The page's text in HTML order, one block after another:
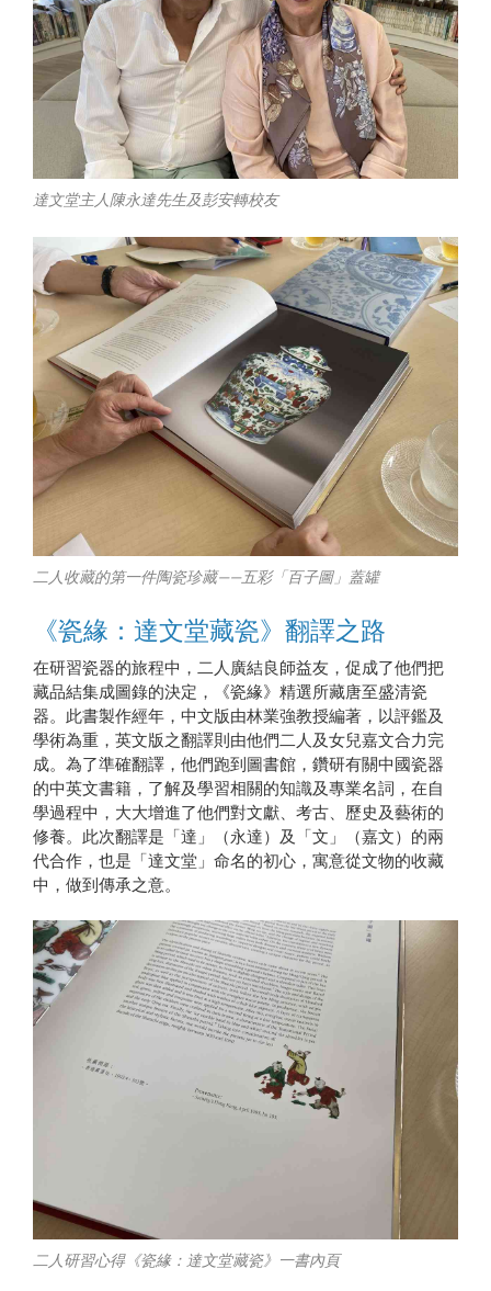
達文堂主人陳永達先生及彭安轉校友
二人收藏的第一件陶瓷珍藏——五彩「百子圖」蓋罐
《瓷緣：達文堂藏瓷》翻譯之路
在研習瓷器的旅程中，二人廣結良師益友，促成了他們把
藏品結集成圖錄的決定，《瓷緣》精選所藏唐至盛清瓷
器。此書製作經年，中文版由林業強教授編著，以評鑑及
學術為重，英文版之翻譯則由他們二人及女兒嘉文合力完
成。為了準確翻譯，他們跑到圖書館，鑽研有關中國瓷器
的中英文書籍，了解及學習相關的知識及專業名詞，在自
學過程中，大大增進了他們對文獻、考古、歷史及藝術的
修養。此次翻譯是「達」（永達）及「文」（嘉文）的兩
代合作，也是「達文堂」命名的初心，寓意從文物的收藏
中，做到傳承之意。
二人研習心得《瓷緣：達文堂藏瓷》一書內頁